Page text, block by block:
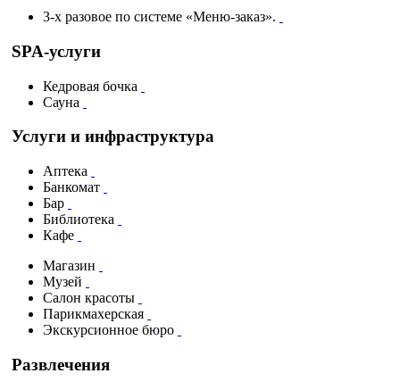
3-х разовое по системе «Меню-заказ».
SPA-услуги
Кедровая бочка
Сауна
Услуги и инфраструктура
Аптека
Банкомат
Бар
Библиотека
Кафе
Магазин
Музей
Салон красоты
Парикмахерская
Экскурсионное бюро
Развлечения